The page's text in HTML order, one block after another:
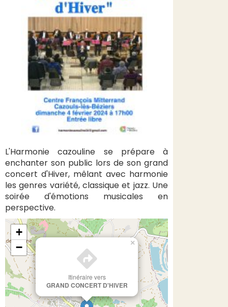
L'Harmonie cazouline se prépare à
enchanter son public lors de son grand
concert d'Hiver, mêlant avec harmonie
les genres variété, classique et jazz. Une
soirée d'émotions musicales en
perspective.
Itinéraire vers
GRAND CONCERT D'HIVER
×
+
−